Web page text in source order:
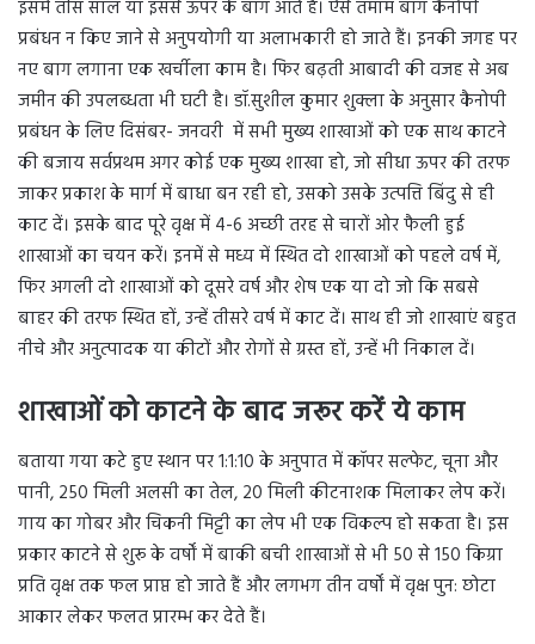
इसमें तीस साल या इससे ऊपर के बाग आते हैं। ऐसे तमाम बाग कैनोपी
प्रबंधन न किए जाने से अनुपयोगी या अलाभकारी हो जाते हैं। इनकी जगह पर
नए बाग लगाना एक खर्चीला काम है। फिर बढ़ती आबादी की वजह से अब
जमीन की उपलब्धता भी घटी है। डॉ.सुशील कुमार शुक्ला के अनुसार कैनोपी
प्रबंधन के लिए दिसंबर- जनवरी में सभी मुख्य शाखाओं को एक साथ काटने
की बजाय सर्वप्रथम अगर कोई एक मुख्य शाखा हो, जो सीधा ऊपर की तरफ
जाकर प्रकाश के मार्ग में बाधा बन रही हो, उसको उसके उत्पत्ति बिंदु से ही
काट दें। इसके बाद पूरे वृक्ष में 4-6 अच्छी तरह से चारों ओर फैली हुई
शाखाओं का चयन करें। इनमें से मध्य में स्थित दो शाखाओं को पहले वर्ष में,
फिर अगली दो शाखाओं को दूसरे वर्ष और शेष एक या दो जो कि सबसे
बाहर की तरफ स्थित हों, उन्हें तीसरे वर्ष में काट दें। साथ ही जो शाखाएं बहुत
नीचे और अनुत्पादक या कीटों और रोगों से ग्रस्त हों, उन्हें भी निकाल दें।
शाखाओं को काटने के बाद जरूर करें ये काम
बताया गया कटे हुए स्थान पर 1:1:10 के अनुपात में कॉपर सल्फेट, चूना और
पानी, 250 मिली अलसी का तेल, 20 मिली कीटनाशक मिलाकर लेप करें।
गाय का गोबर और चिकनी मिट्टी का लेप भी एक विकल्प हो सकता है। इस
प्रकार काटने से शुरू के वर्षों में बाकी बची शाखाओं से भी 50 से 150 किग्रा
प्रति वृक्ष तक फल प्राप्त हो जाते हैं और लगभग तीन वर्षों में वृक्ष पुन: छोटा
आकार लेकर फलत प्रारम्भ कर देते हैं।